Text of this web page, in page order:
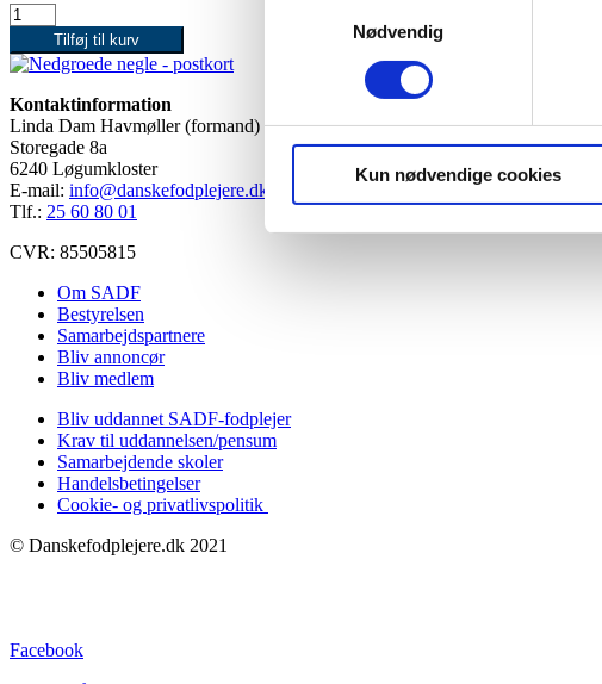
Nødvendig
Kun nødvendige cookies
Nedgroede
-
postkort
antal
Tilføj til kurv
Kontaktinformation
Linda Dam Havmøller (formand)
Storegade 8a
6240 Løgumkloster
E-mail: info@danskefodplejere.dk
Tlf.: 25 60 80 01
CVR: 85505815
Om SADF
Bestyrelsen
Samarbejdspartnere
Bliv annoncør
Bliv medlem
Bliv uddannet SADF-fodplejer
Krav til uddannelsen/pensum
Samarbejdende skoler
Handelsbetingelser
Cookie- og privatlivspolitik
© Danskefodplejere.dk 2021
Facebook